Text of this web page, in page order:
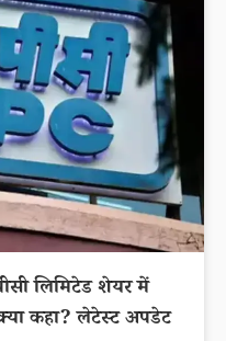
लिमिटेड शेयर में
कहा? लेटेस्ट अपडेट